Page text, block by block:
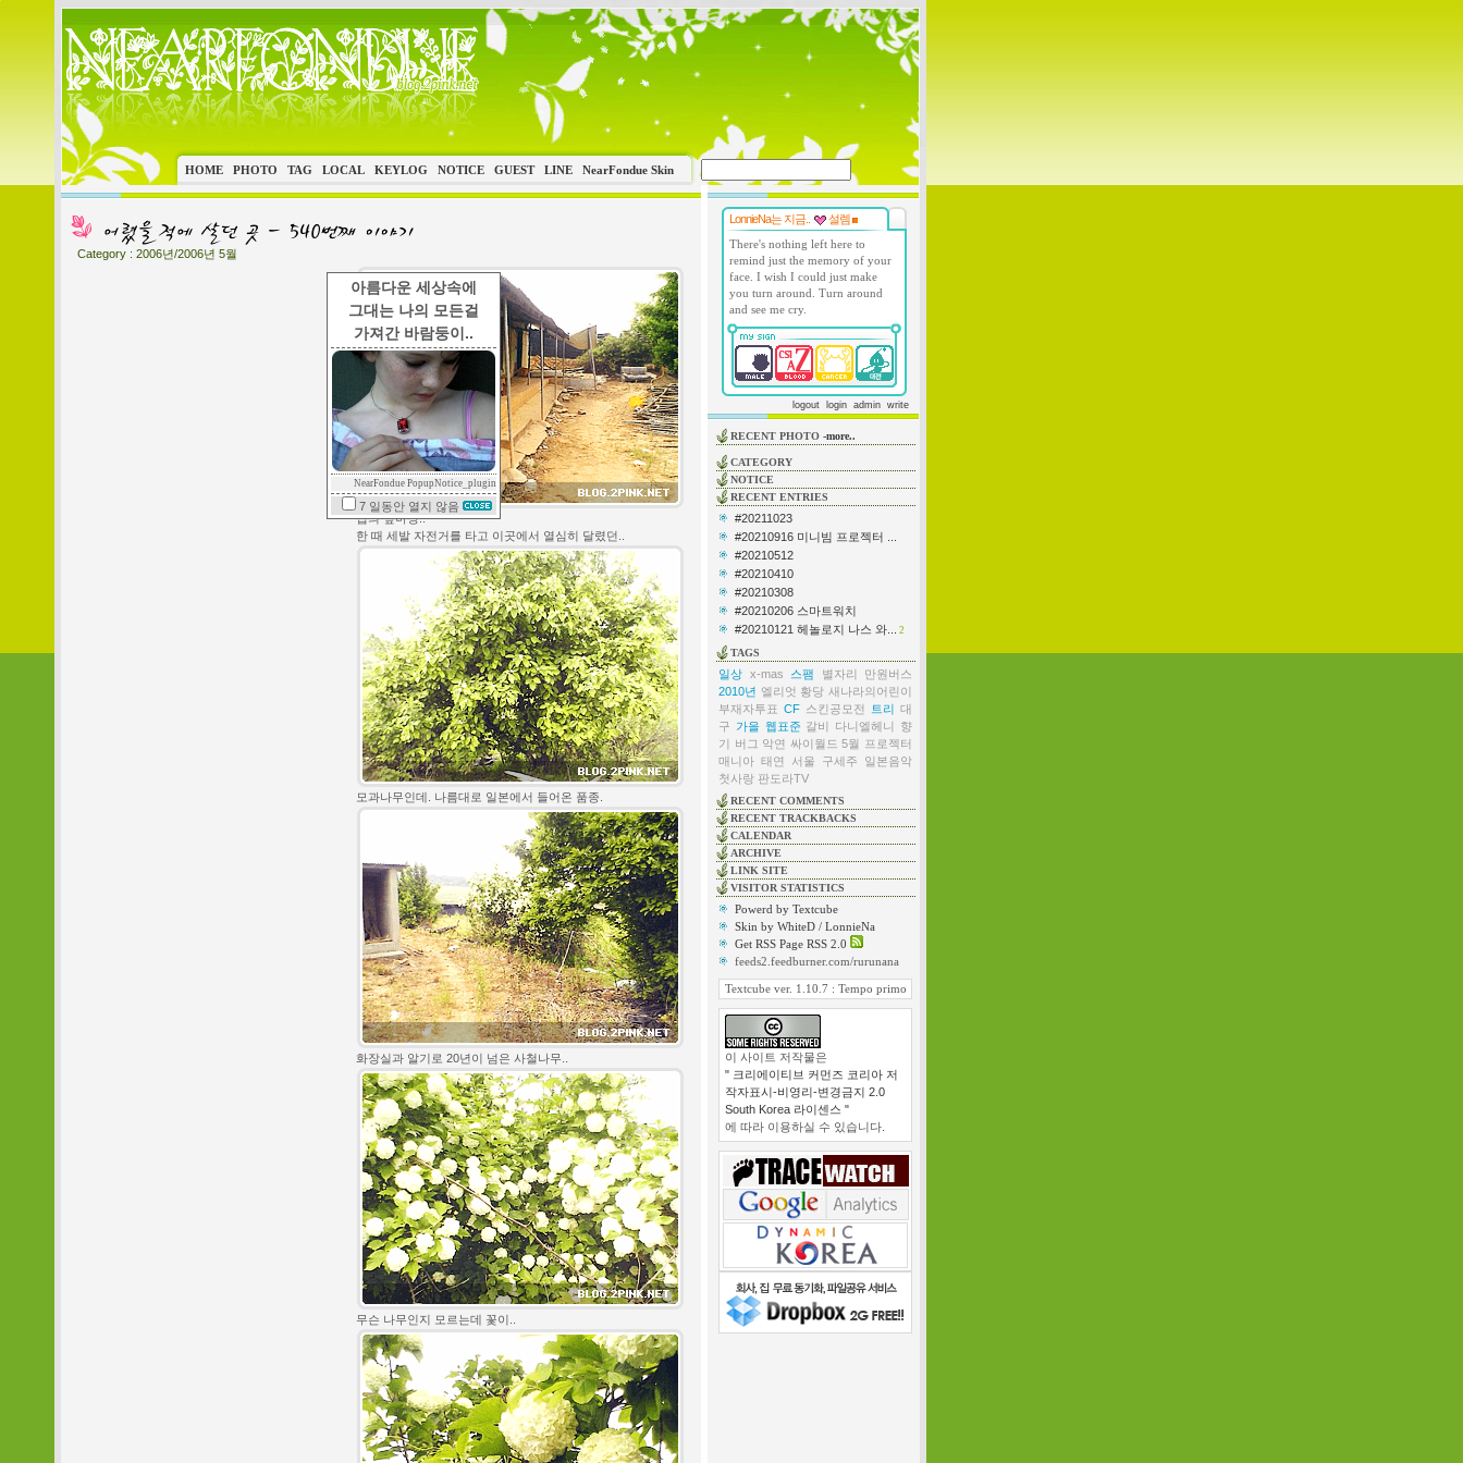
아름다운 세상속에
그대는 나의 모든걸
가져간 바람둥이..
NearFondue PopupNotice_plugin
7 일동안 열지 않음
HOME PHOTO TAG LOCAL KEYLOG NOTICE GUEST LINE NearFondue Skin
Category : 2006년/2006년 5월
집의 앞마당..
한 때 세발 자전거를 타고 이곳에서 열심히 달렸던..
모과나무인데. 나름대로 일본에서 들어온 품종.
화장실과 알기로 20년이 넘은 사철나무..
무슨 나무인지 모르는데 꽃이..
LonnieNa는 지금..
설렘
There's nothing left here to
remind just the memory of your
face. I wish I could just make
you turn around. Turn around
and see me cry.
logout login admin write
RECENT PHOTO -more..
CATEGORY
NOTICE
RECENT ENTRIES
#20211023
#20210916 미니빔 프로젝터 ...
#20210512
#20210410
#20210308
#20210206 스마트워치
#20210121 헤놀로지 나스 와...
2
TAGS
일상 x-mas 스팸 별자리
만원버스
2010년 엘리엇 황당 새나라의어린이
부재자투표 CF 스킨공모전 트리 대
구 가을 웹표준 갈비 다니엘헤니
향
기 버그 악연 싸이월드 5월
프로젝터
매니아 태연 서울 구세주
일본음악
첫사랑 판도라TV
RECENT COMMENTS
RECENT TRACKBACKS
CALENDAR
ARCHIVE
LINK SITE
VISITOR STATISTICS
Powerd by Textcube
Skin by WhiteD / LonnieNa
Get RSS Page RSS 2.0
feeds2.feedburner.com/rurunana
Textcube ver. 1.10.7 : Tempo primo
이 사이트 저작물은
" 크리에이티브 커먼즈 코리아 저
작자표시-비영리-변경금지 2.0
South Korea 라이센스 "
에 따라 이용하실 수 있습니다.